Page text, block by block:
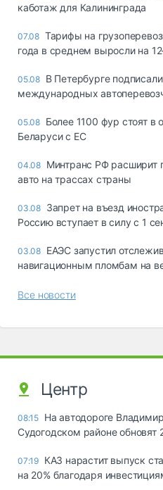
каботаж для Калининграда
07.08 Тарифы на
года в среднем выросли на
05.08 В Петербурге
международных
05.08 Более 1100 фур стоят в
Беларуси с ЕС
04.08 Минтранс РФ расширит
авто на трассах страны
03.08 Запрет на въезд
Россию вступает в силу с 1
03.08 ЕАЭС запустил
навигационным пломбам на
Все новости
Центр
08:15 На автодороге
Судогодском районе обновят
07:19 КАЗ нарастит выпуск
на 20% благодаря